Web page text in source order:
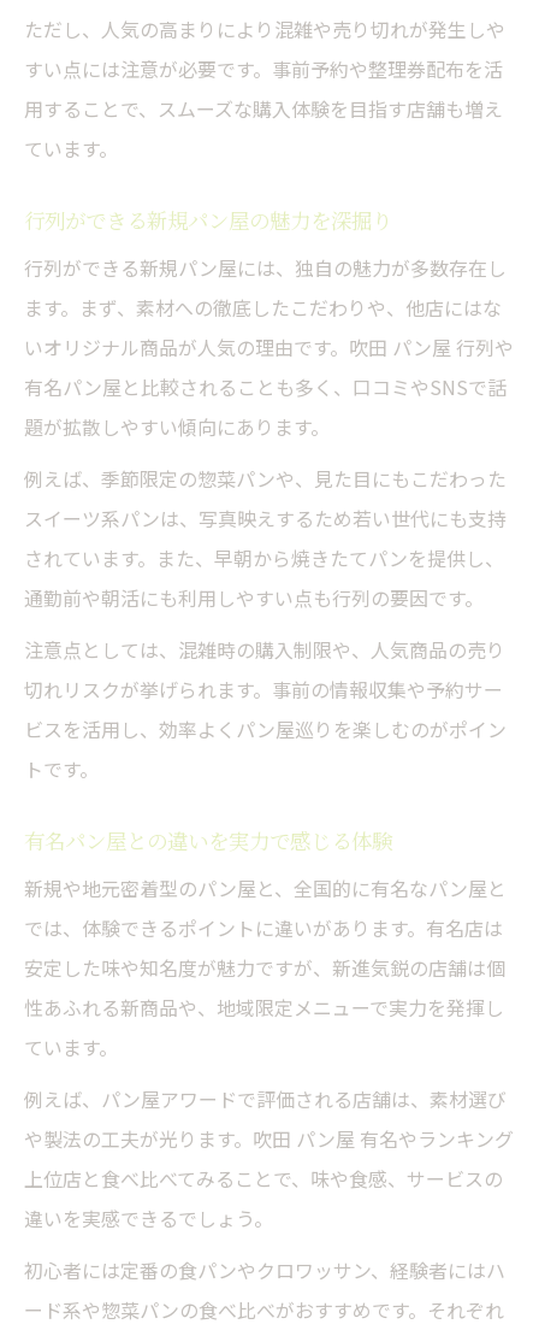
ただし、人気の高まりにより混雑や売り切れが発生しや
すい点には注意が必要です。事前予約や整理券配布を活
用することで、スムーズな購入体験を目指す店舗も増え
ています。
行列ができる新規パン屋の魅力を深掘り
行列ができる新規パン屋には、独自の魅力が多数存在し
ます。まず、素材への徹底したこだわりや、他店にはな
いオリジナル商品が人気の理由です。吹田 パン屋 行列や
有名パン屋と比較されることも多く、口コミやSNSで話
題が拡散しやすい傾向にあります。
例えば、季節限定の惣菜パンや、見た目にもこだわった
スイーツ系パンは、写真映えするため若い世代にも支持
されています。また、早朝から焼きたてパンを提供し、
通勤前や朝活にも利用しやすい点も行列の要因です。
注意点としては、混雑時の購入制限や、人気商品の売り
切れリスクが挙げられます。事前の情報収集や予約サー
ビスを活用し、効率よくパン屋巡りを楽しむのがポイン
トです。
有名パン屋との違いを実力で感じる体験
新規や地元密着型のパン屋と、全国的に有名なパン屋と
では、体験できるポイントに違いがあります。有名店は
安定した味や知名度が魅力ですが、新進気鋭の店舗は個
性あふれる新商品や、地域限定メニューで実力を発揮し
ています。
例えば、パン屋アワードで評価される店舗は、素材選び
や製法の工夫が光ります。吹田 パン屋 有名やランキング
上位店と食べ比べてみることで、味や食感、サービスの
違いを実感できるでしょう。
初心者には定番の食パンやクロワッサン、経験者にはハ
ード系や惣菜パンの食べ比べがおすすめです。それぞれ